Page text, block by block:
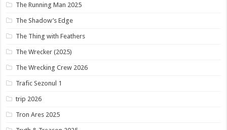
The Running Man 2025
The Shadow’s Edge
The Thing with Feathers
The Wrecker (2025)
The Wrecking Crew 2026
Trafic Sezonul 1
trip 2026
Tron Ares 2025